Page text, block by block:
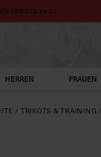
TRIKOTS 26-27
HERREN FRAUEN
/ TRIKOTS & TRAINING /